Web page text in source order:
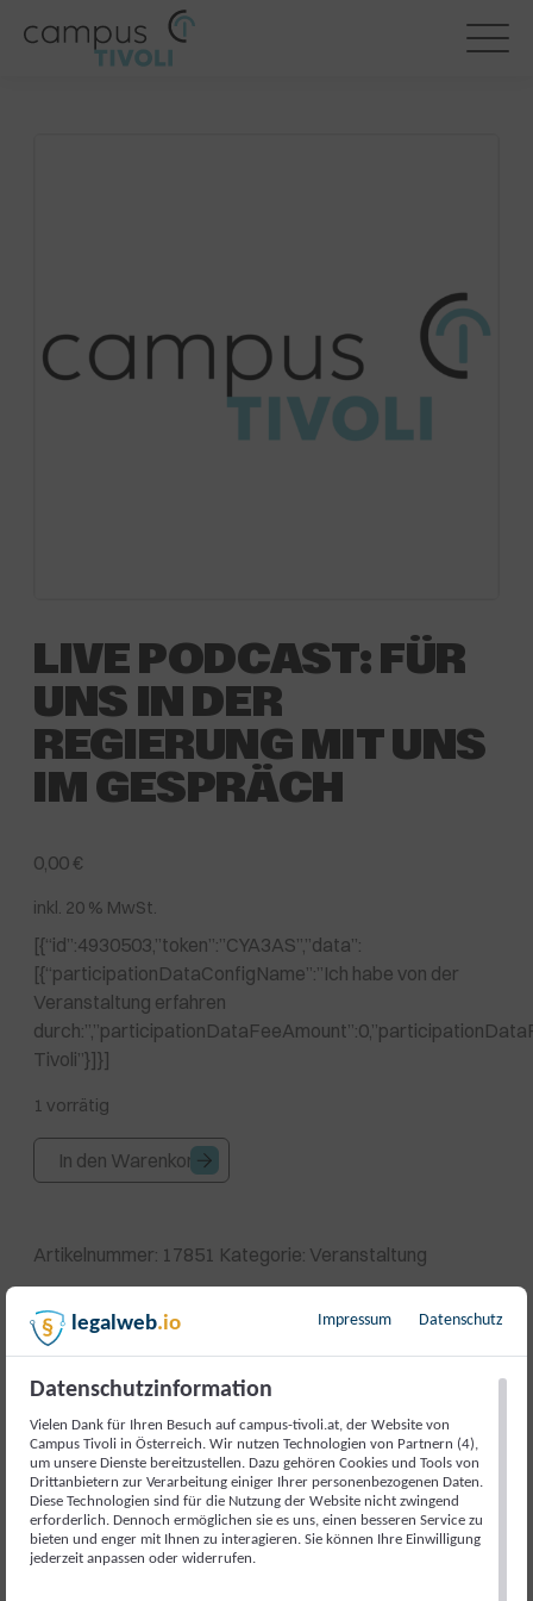
LIVE PODCAST: FÜR
UNS IN DER
REGIERUNG MIT UNS
IM GESPRÄCH
0,00€
inkl. 20 % MwSt.
[{“id”:4930503,”token”:”CYA3AS”,”data”:
[{“participationDataConfigName”:”Ich habe von der
Veranstaltung erfahren
Tivoli”}]}]
1 vorrätig
Live
Podcast:
Regierung
mit
uns
im
Gespräch
Menge
In den Warenkorb
Artikelnummer: 17851 Kategorie: Veranstaltung
Beschreibung
Beschreibung
Unsere Gesprächsreihe„Für uns in der Regierung. Mit
uns im Gespräch.“geht in die nächste Runde.
Gemeinsam mit der Jungen Volkspartei (JVP) laden wir
legalweb.io Impressum Datenschutz
Datenschutzinformation
Vielen Dank für Ihren Besuch auf campus-tivoli.at, der Website von
Campus Tivoli in Österreich. Wir nutzen Technologien von Partnern (4),
um unsere Dienste bereitzustellen. Dazu gehören Cookies und Tools von
Drittanbietern zur Verarbeitung einiger Ihrer personenbezogenen Daten.
Diese Technologien sind für die Nutzung der Website nicht zwingend
erforderlich. Dennoch ermöglichen sie es uns, einen besseren Service zu
bieten und enger mit Ihnen zu interagieren. Sie können Ihre Einwilligung
jederzeit anpassen oder widerrufen.